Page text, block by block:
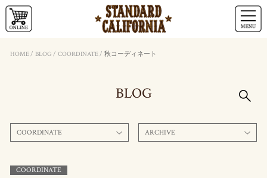
HOME/ BLOG / COORDINATE/ 秋コーディネート
BLOG
COORDINATE ARCHIVE
COORDINATE